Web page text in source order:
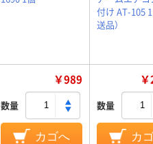
付け AT-105 1
送品）
￥989
数量
カゴへ
数量
カ